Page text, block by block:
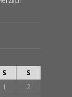
S
S
1
2